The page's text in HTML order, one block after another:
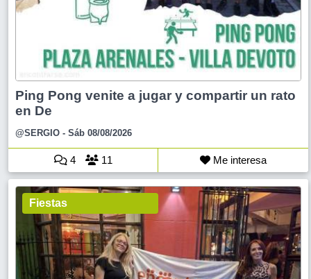
Ping Pong venite a jugar y compartir un rato
en De
@SERGIO - Sáb 08/08/2026
4 11 Me interesa
Fiestas